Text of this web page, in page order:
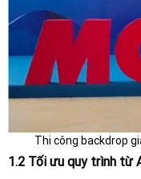
Thi công backdrop
1.2 Tối ưu quy trình từ